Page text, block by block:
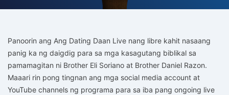
Panoorin ang Ang Dating Daan Live nang libre kahit nasaang
panig ka ng daigdig para sa mga kasagutang biblikal sa
pamamagitan ni Brother Eli Soriano at Brother Daniel Razon.
Maaari rin pong tingnan ang mga social media account at
YouTube channels ng programa para sa iba pang ongoing live